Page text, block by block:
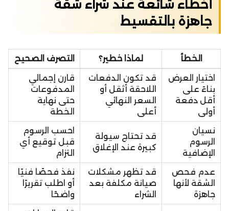
أخطاء شائعة عند شراء شقة
جاهزة بالتقسيط
الخطأ لماذا خطير؟ التصرف الصحيح
اختيار العرض
بناءً على
أقل دفعة
أولى
قد تكون الدفعات
اللاحقة أثقل أو
السعر النهائي
أعلى
قارن إجمالي
المدفوعات
حتى نهاية
الخطة
نسيان
الرسوم
الإضافية
قد تحتاج سيولة
كبيرة عند الإغلاق
احسب الرسوم
قبل توقيع أي
التزام
عدم فحص
الشقة لأنها
جاهزة
قد تظهر مشكلات
صيانة مكلفة بعد
الشراء
نفذ فحصًا فنيًا
أو اطلب تقريرًا
واضحًا